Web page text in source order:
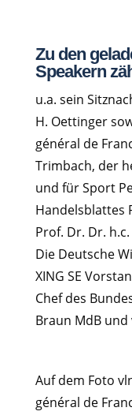
Zu den
Speakern
u.a. sein
H. Oettinger
général de
Trimbach, der
und für Sport
Handelsblattes
Prof. Dr. Dr.
Die Deutsche
XING SE
Chef des
Braun MdB und
Auf dem Foto
général de